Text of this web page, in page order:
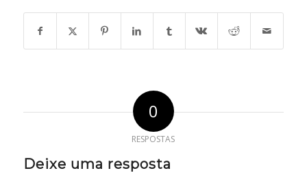
0
RESPOSTAS
Deixe uma resposta